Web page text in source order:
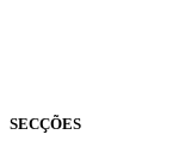
SECÇÕES